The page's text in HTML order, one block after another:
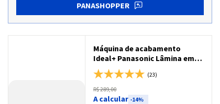
PANASHOPPER
Máquina de acabamento
Ideal+ Panasonic Lâmina em
Aço Inoxidável Bateria
Recarregável - ER389X
(23)
R$289,00
A calcular -14%